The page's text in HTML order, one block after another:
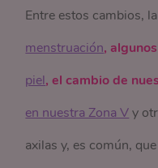
Entre estos cambios,
menstruación,
piel, el cambio de
en nuestra Zona Vy
axilas y, es común,